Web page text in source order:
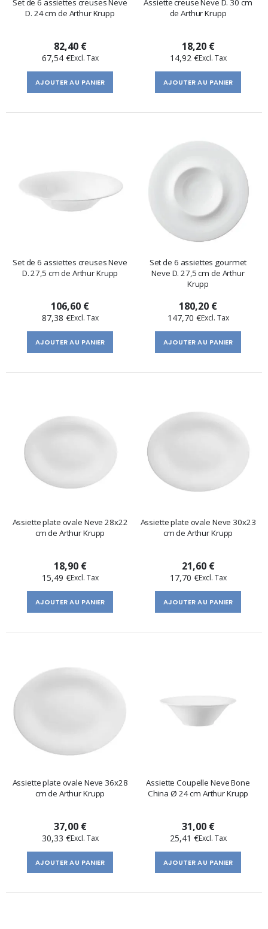
Set de 6 assiettes creuses Neve
D. 24 cm de Arthur Krupp
82,40 €
67,54 €
AJOUTER AU PANIER
Assiette creuse Neve D. 30 cm
de Arthur Krupp
18,20 €
14,92 €
AJOUTER AU PANIER
Set de 6 assiettes creuses Neve
D. 27,5 cm de Arthur Krupp
106,60 €
87,38 €
AJOUTER AU PANIER
Set de 6 assiettes gourmet
Neve D. 27,5 cm de Arthur
Krupp
180,20 €
147,70 €
AJOUTER AU PANIER
Assiette plate ovale Neve 28x22
cm de Arthur Krupp
18,90 €
15,49 €
AJOUTER AU PANIER
Assiette plate ovale Neve 30x23
cm de Arthur Krupp
21,60 €
17,70 €
AJOUTER AU PANIER
Assiette plate ovale Neve 36x28
cm de Arthur Krupp
37,00 €
30,33 €
AJOUTER AU PANIER
Assiette Coupelle Neve Bone
China Ø 24 cm Arthur Krupp
31,00 €
25,41 €
AJOUTER AU PANIER